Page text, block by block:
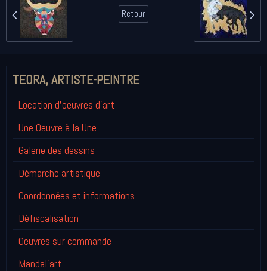
Retour
TEORA, ARTISTE-PEINTRE
Location d'oeuvres d'art
Une Oeuvre à la Une
Galerie des dessins
Démarche artistique
Coordonnées et informations
Défiscalisation
Oeuvres sur commande
Mandal'art